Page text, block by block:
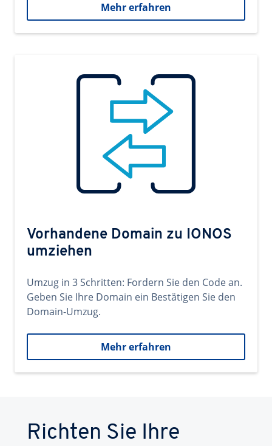
Mehr erfahren
Vorhandene Domain zu IONOS
umziehen
Umzug in 3 Schritten: Fordern Sie den Code an.
Geben Sie Ihre Domain ein Bestätigen Sie den
Domain-Umzug.
Mehr erfahren
Richten Sie Ihre